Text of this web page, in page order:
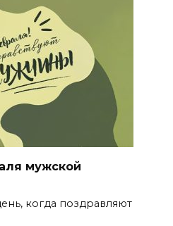
мужской
когда поздравляют